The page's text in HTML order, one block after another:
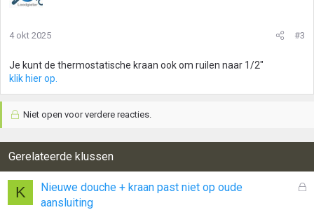
4 okt 2025 #3
Je kunt de thermostatische kraan ook om ruilen naar 1/2"
klik hier op.
Niet open voor verdere reacties.
Gerelateerde klussen
K
G
Nieuwe douche + kraan past niet op oude
aansluiting